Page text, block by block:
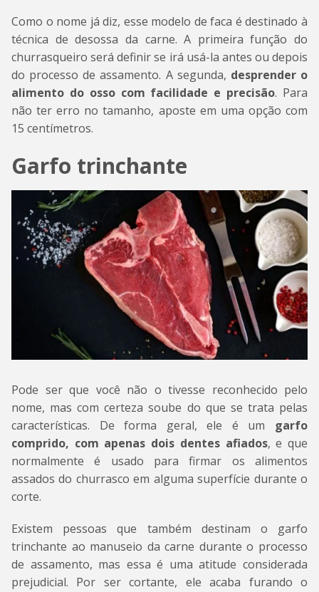
Como o nome já diz, esse modelo de faca é destinado à
técnica de desossa da carne. A primeira função do
churrasqueiro será definir se irá usá-la antes ou depois
do processo de assamento. A segunda, desprender o
alimento do osso com facilidade e precisão. Para
não ter erro no tamanho, aposte em uma opção com
15 centímetros.
Garfo trinchante
Pode ser que você não o tivesse reconhecido pelo
nome, mas com certeza soube do que se trata pelas
características. De forma geral, ele é um garfo
comprido, com apenas dois dentes afiados, e que
normalmente é usado para firmar os alimentos
assados do churrasco em alguma superfície durante o
corte.
Existem pessoas que também destinam o garfo
trinchante ao manuseio da carne durante o processo
de assamento, mas essa é uma atitude considerada
prejudicial. Por ser cortante, ele acaba furando o